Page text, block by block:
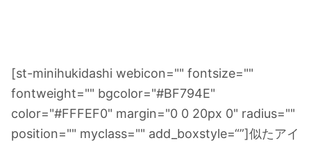
[st-minihukidashi webicon="" fontsize=""
fontweight="" bgcolor="#BF794E"
color="#FFFEF0" margin="0 0 20px 0" radius=""
position="" myclass="" add_boxstyle=“”]似たアイ